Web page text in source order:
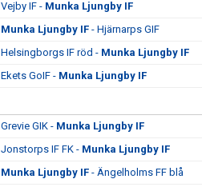
Vejby IF - Munka Ljungby IF
Munka Ljungby IF - Hjärnarps GIF
Helsingborgs IF röd - Munka Ljungby IF
Ekets GoIF - Munka Ljungby IF
Grevie GIK - Munka Ljungby IF
Jonstorps IF FK - Munka Ljungby IF
Munka Ljungby IF - Ängelholms FF blå